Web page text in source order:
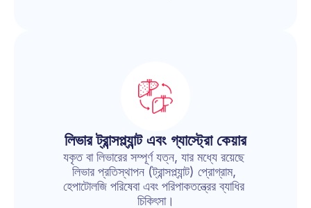
লিভার ট্রান্সপ্ল্যান্ট এবং গ্যাস্ট্রো কেয়ার
যকৃত বা লিভারের সম্পূর্ণ যত্ন, যার মধ্যে রয়েছে
লিভার প্রতিস্থাপন (ট্রান্সপ্ল্যান্ট) প্রোগ্রাম,
হেপাটোলজি পরিষেবা এবং পরিপাকতন্ত্রের ব্যাধির
চিকিৎসা।